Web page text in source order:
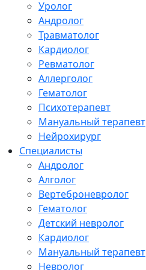
Уролог
Андролог
Травматолог
Кардиолог
Ревматолог
Аллерголог
Гематолог
Психотерапевт
Мануальный терапевт
Нейрохирург
Специалисты
Андролог
Алголог
Вертеброневролог
Гематолог
Детский невролог
Кардиолог
Мануальный терапевт
Невролог